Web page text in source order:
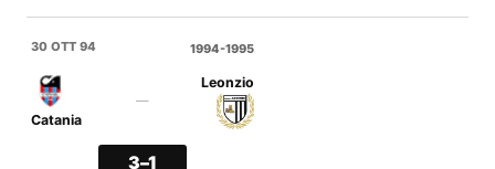
30 OTT 94
Catania
—
Leonzio
3–1
1994-1995